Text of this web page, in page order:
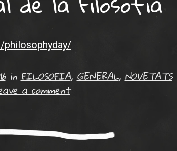
inFILOSOFIA,GENERAL,NOVETATS
a comment